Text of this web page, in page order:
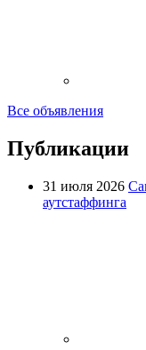
Все объявления
Публикации
31 июля 2026
аутстаффинга